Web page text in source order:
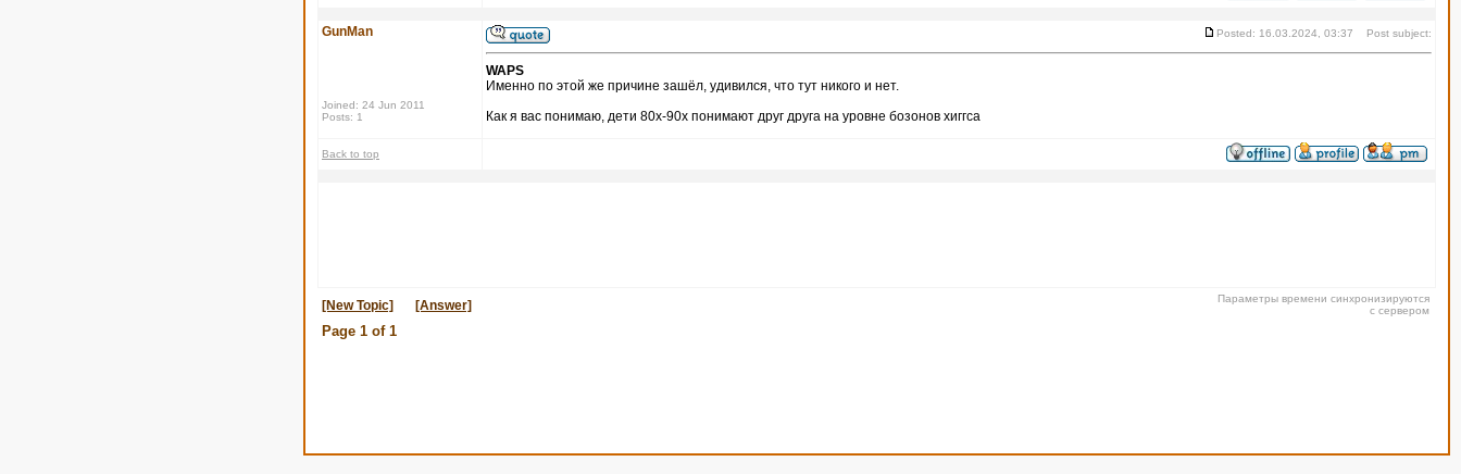
GunMan
Joined: 24 Jun 2011
Posts: 1
Posted: 16.03.2024, 03:37 Post subject:
WAPS
Именно по этой же причине зашёл, удивился, что тут никого и нет.
Как я вас понимаю, дети 80х-90х понимают друг друга на уровне бозонов хиггса
Back to top
[New Topic] [Answer]
Параметры времени синхронизируются
с сервером
Page 1 of 1